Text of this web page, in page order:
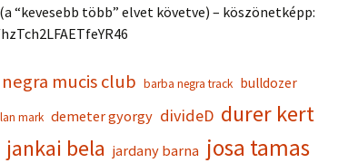
“kevesebb több” elvet követve) – köszönetképp:
mucis club barba negra track bulldozer
mark demeter gyorgy divideD durer kert
jankai bela jardany barna josa tamas